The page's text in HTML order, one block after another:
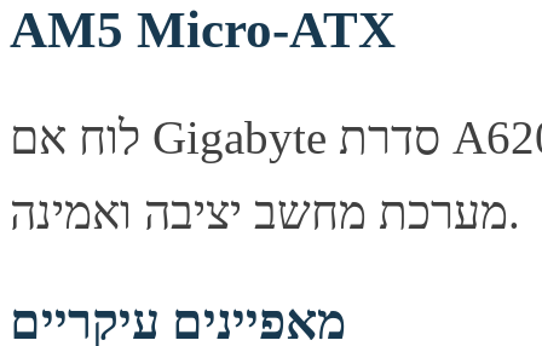
AM5 Micro-ATX
לוח אם Gigabyte סדרת A620M, מספק יציבות ואמינות לבניית
מערכת מחשב יציבה ואמינה.
מאפיינים עיקריים